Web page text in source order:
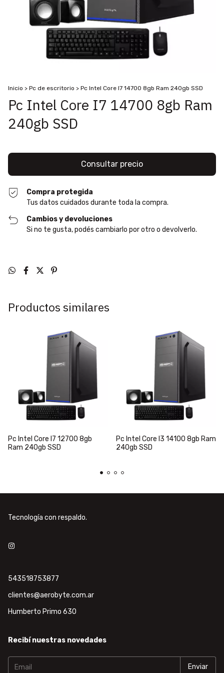
Inicio > Pc de escritorio > Pc Intel Core I7 14700 8gb Ram 240gb SSD
Pc Intel Core I7 14700 8gb Ram
240gb SSD
Compra protegida
Tus datos cuidados durante toda la compra.
Cambios y devoluciones
Si no te gusta, podés cambiarlo por otro o devolverlo.
Productos similares
Pc Intel Core I7 12700 8gb
Ram 240gb SSD
Pc Intel Core I3 14100 8gb Ram
240gb SSD
Tecnología con respaldo.
543518753877
clientes@aerobyte.com.ar
Humberto Primo 630
Recibí nuestras novedades